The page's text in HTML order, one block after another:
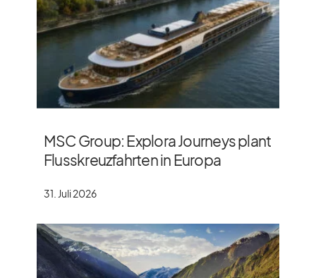
MSC Group: Explora Journeys plant
Flusskreuzfahrten in Europa
31. Juli 2026